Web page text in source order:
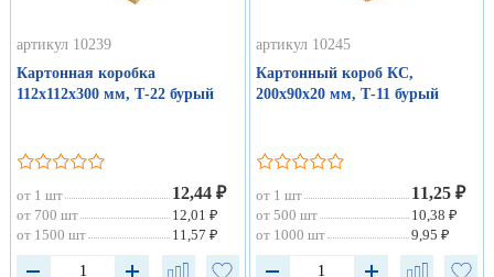
артикул 10239
Картонная коробка
112х112х300 мм, Т-22 бурый
от 1 шт 12,44 ₽
от 700 шт
12,01 ₽
от 1500 шт
11,57 ₽
артикул 10245
Картонный короб КС,
200х90х20 мм, Т-11 бурый
от 1 шт 11,25 ₽
от 500 шт
10,38 ₽
от 1000 шт
9,95 ₽